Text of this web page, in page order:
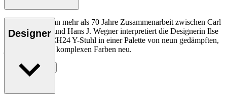
Als Hommage an mehr als 70 Jahre Zusammenarbeit zwischen Carl
Hansen & Søn und Hans J. Wegner interpretiert die Designerin Ilse
Crawford den CH24 Y-Stuhl in einer Palette von neun gedämpften,
jedoch zugleich komplexen Farben neu.
Entdecke mehr
Designer